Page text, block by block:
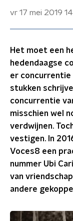
vr 17 mei 2019
Het moet een
hedendaagse
er concurrentie
stukken
concurrentie
misschien wel
verdwijnen.
vestigen. In
Voces8 een
nummer Ubi
van
andere